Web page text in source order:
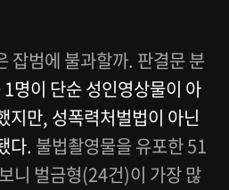
잡범에 불과할까. 판결문 분
명이 단순 성인영상물이 아
지만, 성폭력처벌법이 아닌
다. 불법촬영물을 유포한 51
니 벌금형(24건)이 가장 많